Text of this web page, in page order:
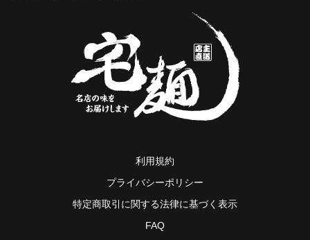
利用規約
プライバシーポリシー
特定商取引に関する法律に基づく表示
FAQ